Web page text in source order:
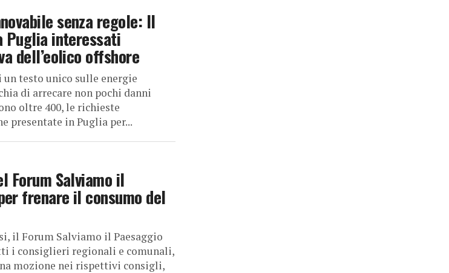
senza regole: Il
Puglia interessati
dell’eolico offshore
un testo unico sulle energie
di arrecare non pochi danni
oltre 400, le richieste
presentate in Puglia per...
Forum Salviamo il
frenare il consumo del
il Forum Salviamo il Paesaggio
i consiglieri regionali e comunali,
mozione nei rispettivi consigli,